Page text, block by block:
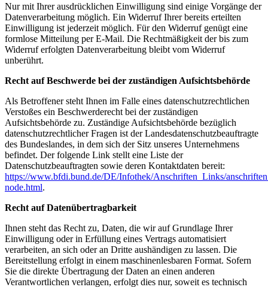
Nur mit Ihrer ausdrücklichen Einwilligung sind einige Vorgänge der
Datenverarbeitung möglich. Ein Widerruf Ihrer bereits erteilten
Einwilligung ist jederzeit möglich. Für den Widerruf genügt eine
formlose Mitteilung per E-Mail. Die Rechtmäßigkeit der bis zum
Widerruf erfolgten Datenverarbeitung bleibt vom Widerruf
unberührt.
Recht auf Beschwerde bei der zuständigen Aufsichtsbehörde
Als Betroffener steht Ihnen im Falle eines datenschutzrechtlichen
Verstoßes ein Beschwerderecht bei der zuständigen
Aufsichtsbehörde zu. Zuständige Aufsichtsbehörde bezüglich
datenschutzrechtlicher Fragen ist der Landesdatenschutzbeauftragte
des Bundeslandes, in dem sich der Sitz unseres Unternehmens
befindet. Der folgende Link stellt eine Liste der
Datenschutzbeauftragten sowie deren Kontaktdaten bereit:
https://www.bfdi.bund.de/DE/Infothek/Anschriften_Links/
node.html.
Recht auf Datenübertragbarkeit
Ihnen steht das Recht zu, Daten, die wir auf Grundlage Ihrer
Einwilligung oder in Erfüllung eines Vertrags automatisiert
verarbeiten, an sich oder an Dritte aushändigen zu lassen. Die
Bereitstellung erfolgt in einem maschinenlesbaren Format. Sofern
Sie die direkte Übertragung der Daten an einen anderen
Verantwortlichen verlangen, erfolgt dies nur, soweit es technisch